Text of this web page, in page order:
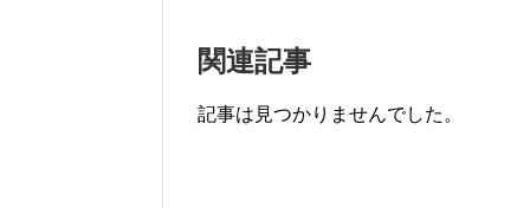
関連記事
記事は見つかりませんでした。